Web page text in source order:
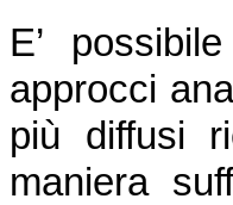
E’
approcci
più diffusi
maniera